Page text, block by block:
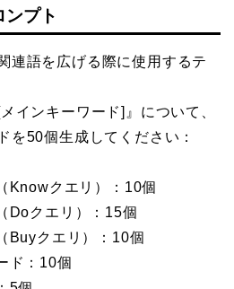
ンプト
連語を広げる際に使用するテ
インキーワード]』について、
を50個生成してください：
Knowクエリ）：10個
Doクエリ）：15個
Buyクエリ）：10個
ド：10個